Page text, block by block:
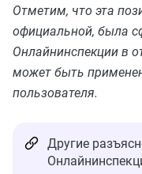
Отметим, что эта
официальной, была
Онлайнинспекции в
может быть
пользователя.
Другие